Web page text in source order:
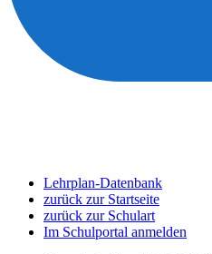
Lehrplan-Datenbank
zurück zur Startseite
zurück zur Schulart
Im Schulportal anmelden